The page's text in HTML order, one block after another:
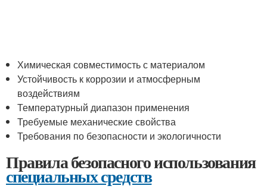
Химическая совместимость с материалом
Устойчивость к коррозии и атмосферным
воздействиям
Температурный диапазон применения
Требуемые механические свойства
Требования по безопасности и экологичности
Правила безопасного использования
специальных средств